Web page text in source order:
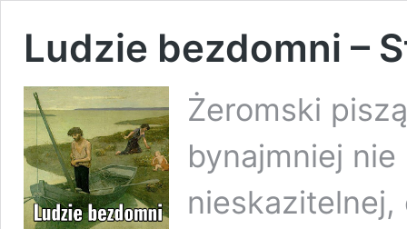
Ludzie bezdomni –
Żeromski
bynajmniej
nieskazitelnej,